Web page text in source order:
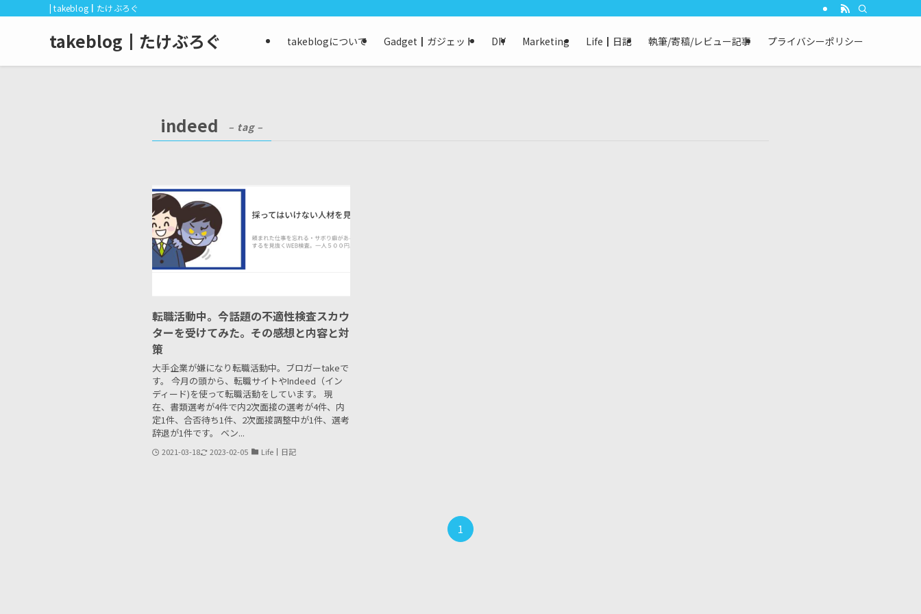
| takeblog┃たけぶろぐ
takeblog┃たけぶろぐ takeblogについて Gadget┃ガジェット DIY Marketing Life┃日記 執筆/寄稿/レビュー記事 プライバシーポリシー
indeed – tag –
転職活動中。今話題の不適性検査​スカウ
ターを受けてみた。その感想と内容と対
策
大手企業が嫌になり転職活動中。ブロガーtakeで
す。 今月の頭から、転職サイトやIndeed（イン
ディード)を使って転職活動をしています。 現
在、書類選考が4件で内2次面接の選考が4件、内
定1件、合否待ち1件、2次面接調整中が1件、選考
辞退が1件です。 ベン...
2021-03-18 2023-02-05 Life┃日記
1